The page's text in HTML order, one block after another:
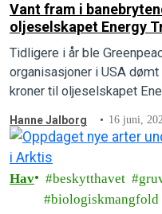
Vant fram i
oljeselskapet Energy
Tidligere i år ble
organisasjoner i USA
kroner til oljeselskapet
vunnet fram i et
Hanne Jalborg 16 juni,
Hav beskytthavet
biologiskmangfold